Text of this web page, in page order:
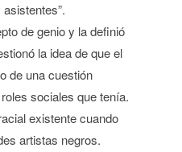
de genio y la definió
la idea de que el
de una cuestión
sociales que tenía.
existente cuando
artistas negros.